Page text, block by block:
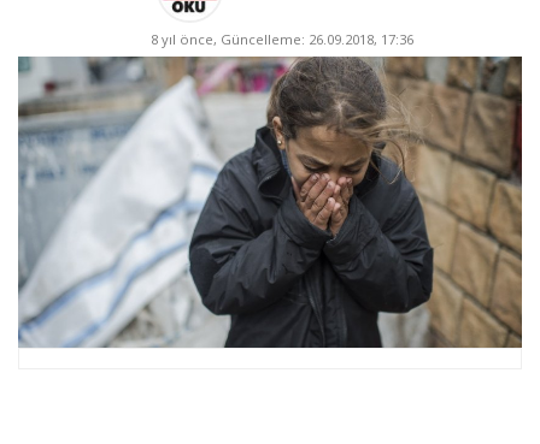
8 yıl önce, Güncelleme: 26.09.2018, 17:36